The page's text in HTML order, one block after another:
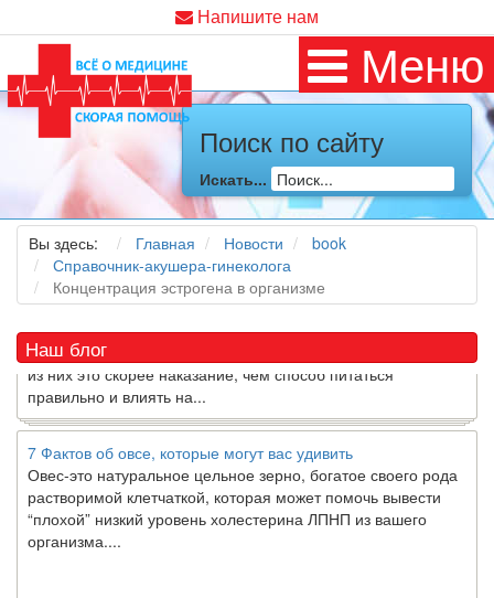
Напишите нам
Меню
Поиск по сайту
Искать...
Вы здесь: Главная Новости
book
Справочник-акушера-гинеколога
Концентрация эстрогена в организме
Наш блог
Как я заболел во время локдауна?
Это странная ситуация: вы соблюдали все меры
предосторожности COVID-19 (вы почти все время дома),
но, тем не менее, вы каким-то образом простудились. Вы
можете задаться...
5 причин обратить внимание на средиземноморскую диету
приходят в нашужизньи быстро исчезают из нее. Многие
из них это скорее наказание, чем способ питаться
правильно и влиять на...
7 Фактов об овсе, которые могут вас удивить
Овес-это натуральное цельное зерно, богатое своего рода
растворимой клетчаткой, которая может помочь вывести
“плохой” низкий уровень холестерина ЛПНП из вашего
организма....